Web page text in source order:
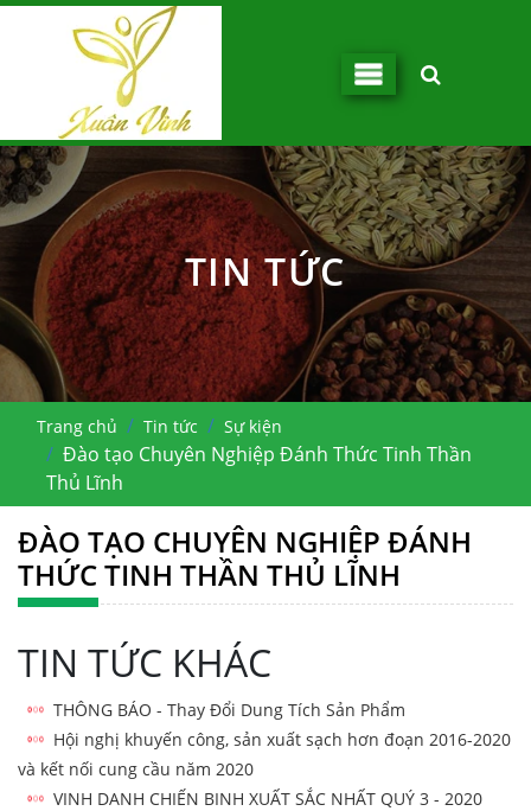
TIN TỨC
Trang chủ Tin tức Sự kiện
Đào tạo Chuyên Nghiệp Đánh Thức Tinh Thần
Thủ Lĩnh
ĐÀO TẠO CHUYÊN NGHIỆP ĐÁNH
THỨC TINH THẦN THỦ LĨNH
TIN TỨC KHÁC
THÔNG BÁO - Thay Đổi Dung Tích Sản Phẩm
Hội nghị khuyến công, sản xuất sạch hơn đoạn 2016-2020
và kết nối cung cầu năm 2020
VINH DANH CHIẾN BINH XUẤT SẮC NHẤT QUÝ 3 - 2020